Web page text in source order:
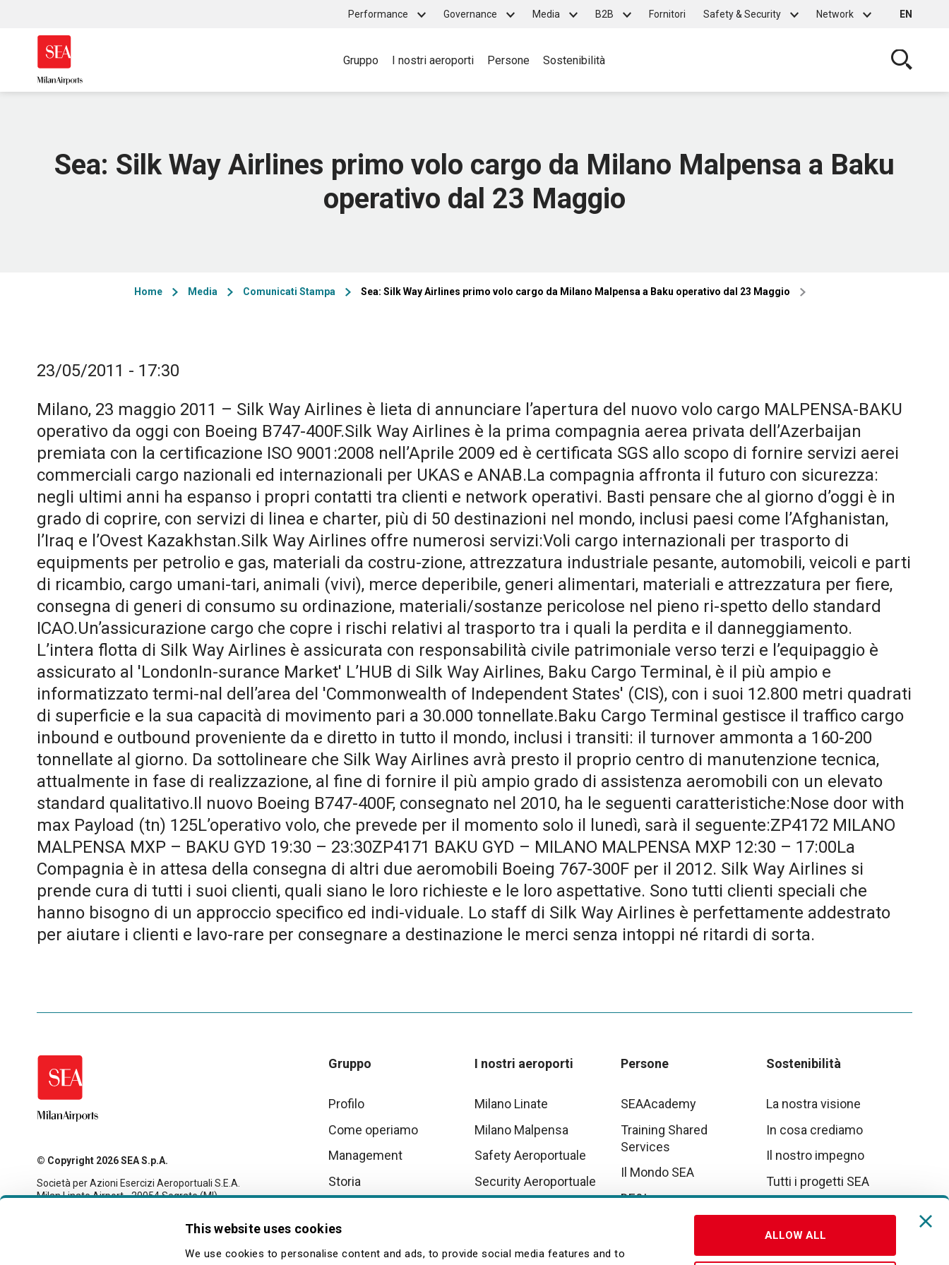
This website uses cookies
We use cookies to personalise content and ads, to provide social media features and to
ALLOW ALL
Top
menu
Performance Governance Media B2B Fornitori Safety & Security Network EN
Main
Gruppo I nostri aeroporti Persone Sostenibilità
Sea: Silk Way Airlines primo volo cargo da Milano Malpensa a Baku
operativo dal 23 Maggio
Home Media Comunicati Stampa Sea: Silk Way Airlines primo volo cargo da Milano Malpensa a Baku operativo dal 23 Maggio
23/05/2011 - 17:30
Milano, 23 maggio 2011 – Silk Way Airlines è lieta di annunciare l’apertura del nuovo volo cargo MALPENSA-BAKU
operativo da oggi con Boeing B747-400F.Silk Way Airlines è la prima compagnia aerea privata dell’Azerbaijan
premiata con la certificazione ISO 9001:2008 nell’Aprile 2009 ed è certificata SGS allo scopo di fornire servizi aerei
commerciali cargo nazionali ed internazionali per UKAS e ANAB.La compagnia affronta il futuro con sicurezza:
negli ultimi anni ha espanso i propri contatti tra clienti e network operativi. Basti pensare che al giorno d’oggi è in
grado di coprire, con servizi di linea e charter, più di 50 destinazioni nel mondo, inclusi paesi come l’Afghanistan,
l’Iraq e l’Ovest Kazakhstan.Silk Way Airlines offre numerosi servizi:Voli cargo internazionali per trasporto di
equipments per petrolio e gas, materiali da costru-zione, attrezzatura industriale pesante, automobili, veicoli e parti
di ricambio, cargo umani-tari, animali (vivi), merce deperibile, generi alimentari, materiali e attrezzatura per fiere,
consegna di generi di consumo su ordinazione, materiali/sostanze pericolose nel pieno ri-spetto dello standard
ICAO.Un’assicurazione cargo che copre i rischi relativi al trasporto tra i quali la perdita e il danneggiamento.
L’intera flotta di Silk Way Airlines è assicurata con responsabilità civile patrimoniale verso terzi e l’equipaggio è
assicurato al 'LondonIn-surance Market' L’HUB di Silk Way Airlines, Baku Cargo Terminal, è il più ampio e
informatizzato termi-nal dell’area del 'Commonwealth of Independent States' (CIS), con i suoi 12.800 metri quadrati
di superficie e la sua capacità di movimento pari a 30.000 tonnellate.Baku Cargo Terminal gestisce il traffico cargo
inbound e outbound proveniente da e diretto in tutto il mondo, inclusi i transiti: il turnover ammonta a 160-200
tonnellate al giorno. Da sottolineare che Silk Way Airlines avrà presto il proprio centro di manutenzione tecnica,
attualmente in fase di realizzazione, al fine di fornire il più ampio grado di assistenza aeromobili con un elevato
standard qualitativo.Il nuovo Boeing B747-400F, consegnato nel 2010, ha le seguenti caratteristiche:Nose door with
max Payload (tn) 125L’operativo volo, che prevede per il momento solo il lunedì, sarà il seguente:ZP4172 MILANO
MALPENSA MXP – BAKU GYD 19:30 – 23:30ZP4171 BAKU GYD – MILANO MALPENSA MXP 12:30 – 17:00La
Compagnia è in attesa della consegna di altri due aeromobili Boeing 767-300F per il 2012. Silk Way Airlines si
prende cura di tutti i suoi clienti, quali siano le loro richieste e le loro aspettative. Sono tutti clienti speciali che
hanno bisogno di un approccio specifico ed indi-viduale. Lo staff di Silk Way Airlines è perfettamente addestrato
per aiutare i clienti e lavo-rare per consegnare a destinazione le merci senza intoppi né ritardi di sorta.
© Copyright 2026 SEA S.p.A.
Società per Azioni Esercizi Aeroportuali S.E.A.
Milan Linate Airport - 20054 Segrate (MI)
Share capital 27,500,000 euro fully paid-up
Gruppo
Profilo
Come operiamo
Management
Storia
Quality
I nostri aeroporti
Milano Linate
Milano Malpensa
Safety Aeroportuale
Security Aeroportuale
Persone
SEAAcademy
Training Shared
Services
Il Mondo SEA
DE&I
Lavora con noi
Sostenibilità
La nostra visione
In cosa crediamo
Il nostro impegno
Tutti i progetti SEA